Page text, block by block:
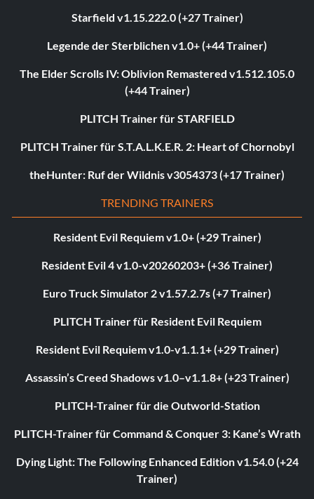
Starfield v1.15.222.0 (+27 Trainer)
Legende der Sterblichen v1.0+ (+44 Trainer)
The Elder Scrolls IV: Oblivion Remastered v1.512.105.0
(+44 Trainer)
PLITCH Trainer für STARFIELD
PLITCH Trainer für S.T.A.L.K.E.R. 2: Heart of Chornobyl
theHunter: Ruf der Wildnis v3054373 (+17 Trainer)
TRENDING TRAINERS
Resident Evil Requiem v1.0+ (+29 Trainer)
Resident Evil 4 v1.0-v20260203+ (+36 Trainer)
Euro Truck Simulator 2 v1.57.2.7s (+7 Trainer)
PLITCH Trainer für Resident Evil Requiem
Resident Evil Requiem v1.0-v1.1.1+ (+29 Trainer)
Assassin’s Creed Shadows v1.0–v1.1.8+ (+23 Trainer)
PLITCH-Trainer für die Outworld-Station
PLITCH-Trainer für Command & Conquer 3: Kane’s Wrath
Dying Light: The Following Enhanced Edition v1.54.0 (+24
Trainer)